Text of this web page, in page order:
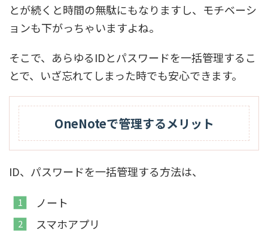
とが続くと時間の無駄にもなりますし、モチベーシ
ョンも下がっちゃいますよね。
そこで、あらゆるIDとパスワードを一括管理するこ
とで、いざ忘れてしまった時でも安心できます。
OneNoteで管理するメリット
ID、パスワードを一括管理する方法は、
ノート
スマホアプリ